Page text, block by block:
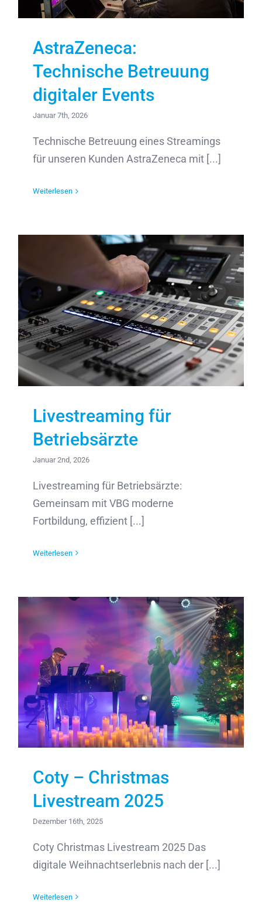
AstraZeneca:
Technische Betreuung
digitaler Events
Januar 7th, 2026
Technische Betreuung eines Streamings
für unseren Kunden AstraZeneca mit [...]
Weiterlesen
Livestreaming für
Betriebsärzte
Januar 2nd, 2026
Livestreaming für Betriebsärzte:
Gemeinsam mit VBG moderne
Fortbildung, effizient [...]
Weiterlesen
Coty – Christmas
Livestream 2025
Dezember 16th, 2025
Coty Christmas Livestream 2025 Das
digitale Weihnachtserlebnis nach der [...]
Weiterlesen